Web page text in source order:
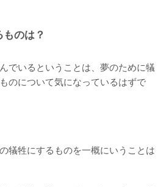
のは？
でいるということは、夢のために犠
のについて気になっているはずで
犠牲にするものを一概にいうことは